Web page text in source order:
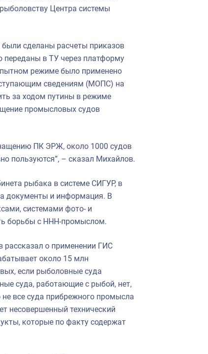
Центра системы
сделаны расчеты приказов
переданы в ТУ через платформу
режиме было применено
сведениям (МОПС) на
за ходом путины в режиме
промысловых судов
ПК ЭРЖ, около 1000 судов
пользуются”, – сказал Михайлов.
рыбака в системе СИГУР, в
документы и информация. В
системами фото- и
борьбы с ННН-промыслом.
рассказал о применении ГИС
около 15 млн
если рыболовные суда
суда, работающие с рыбой, нет,
все суда прибрежного промысла
несовершенный технический
которые по факту содержат